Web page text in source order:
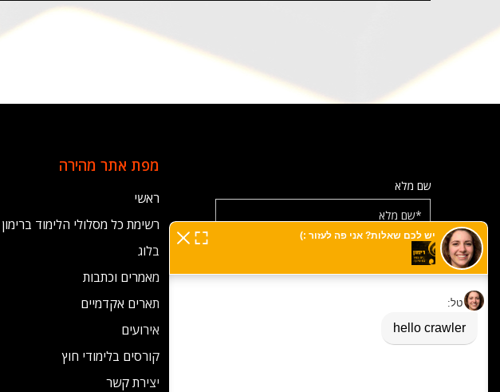
שם מלא
אימייל
מס' טלפון
מפת אתר מהירה
ראשי
רשימת כל מסלולי הלימוד ברימון
בלוג
מאמרים וכתבות
תארים אקדמיים
אירועים
קורסים בלימודי חוץ
יצירת קשר